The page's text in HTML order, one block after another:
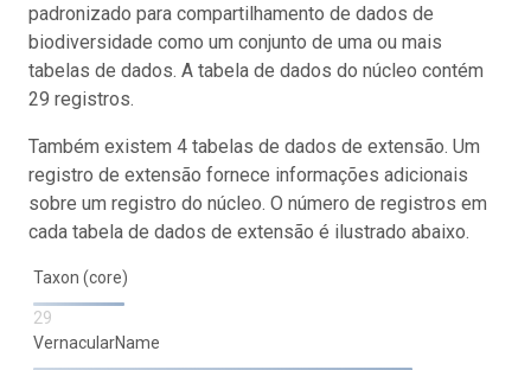
padronizado para compartilhamento de dados de
biodiversidade como um conjunto de uma ou mais
tabelas de dados. A tabela de dados do núcleo contém
29 registros.
Também existem 4 tabelas de dados de extensão. Um
registro de extensão fornece informações adicionais
sobre um registro do núcleo. O número de registros em
cada tabela de dados de extensão é ilustrado abaixo.
Taxon (core)
29
VernacularName